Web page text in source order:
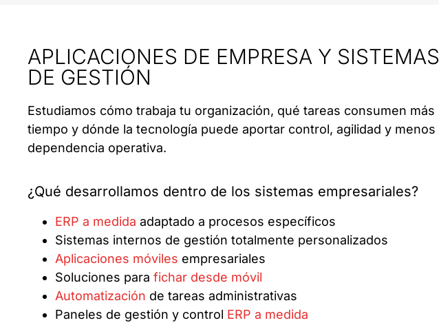
APLICACIONES DE EMPRESA Y SISTEMAS
DE GESTIÓN
Estudiamos cómo trabaja tu organización, qué tareas consumen más
tiempo y dónde la tecnología puede aportar control, agilidad y menos
dependencia operativa.
¿Qué desarrollamos dentro de los sistemas empresariales?
ERP a medida adaptado a procesos específicos
Sistemas internos de gestión totalmente personalizados
Aplicaciones móviles empresariales
Soluciones para fichar desde móvil
Automatización de tareas administrativas
Paneles de gestión y control ERP a medida